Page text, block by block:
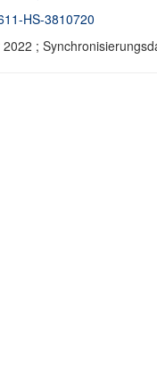
HS-3810720
;